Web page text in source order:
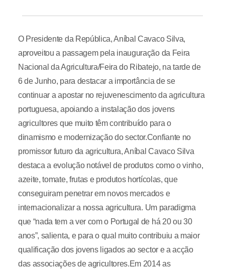
O Presidente da República, Aníbal Cavaco Silva,
aproveitou a passagem pela inauguração da Feira
Nacional da Agricultura/Feira do Ribatejo, na tarde de
6 de Junho, para destacar a importância de se
continuar a apostar no rejuvenescimento da agricultura
portuguesa, apoiando a instalação dos jovens
agricultores que muito têm contribuído para o
dinamismo e modernização do sector.Confiante no
promissor futuro da agricultura, Aníbal Cavaco Silva
destaca a evolução notável de produtos como o vinho,
azeite, tomate, frutas e produtos hortícolas, que
conseguiram penetrar em novos mercados e
internacionalizar a nossa agricultura. Um paradigma
que “nada tem a ver com o Portugal de há 20 ou 30
anos”, salienta, e para o qual muito contribuiu a maior
qualificação dos jovens ligados ao sector e a acção
das associações de agricultores.Em 2014 as